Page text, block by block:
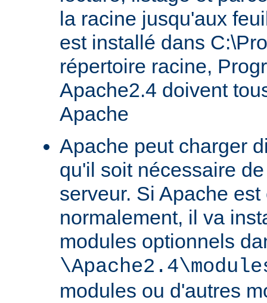
la racine jusqu'aux
est installé dans
répertoire racine,
Apache2.4 doivent
Apache
Apache peut charger
qu'il soit nécessaire
serveur. Si Apache
normalement, il va
modules optionnels
modules ou d'autres